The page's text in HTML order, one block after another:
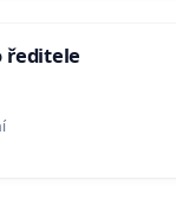
ředitele